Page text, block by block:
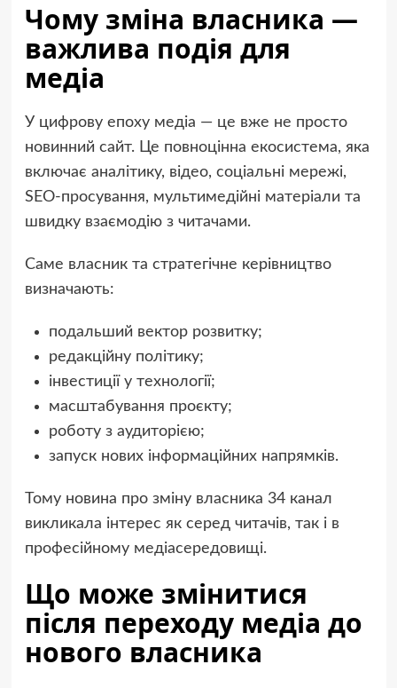
Чому зміна власника —
важлива подія для
медіа
У цифрову епоху медіа — це вже не просто
новинний сайт. Це повноцінна екосистема, яка
включає аналітику, відео, соціальні мережі,
SEO-просування, мультимедійні матеріали та
швидку взаємодію з читачами.
Саме власник та стратегічне керівництво
визначають:
подальший вектор розвитку;
редакційну політику;
інвестиції у технології;
масштабування проєкту;
роботу з аудиторією;
запуск нових інформаційних напрямків.
Тому новина про зміну власника 34 канал
викликала інтерес як серед читачів, так і в
професійному медіасередовищі.
Що може змінитися
після переходу медіа до
нового власника